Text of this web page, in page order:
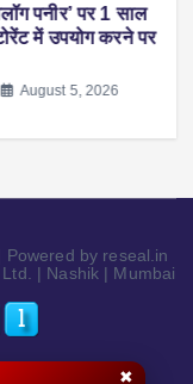
✖
पनीर’ पर 1 साल
में उपयोग करने पर
August 5, 2026
by reseal.in
| Nashik | Mumbai